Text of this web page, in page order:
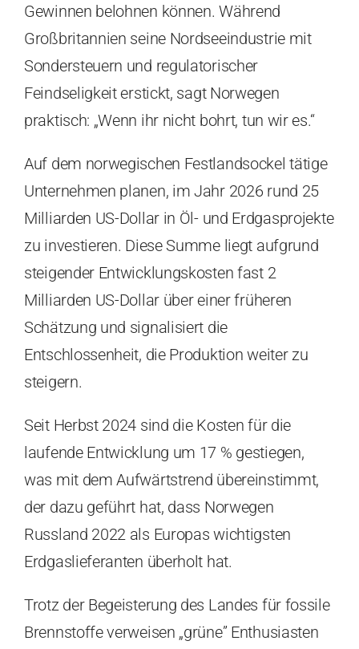
Gewinnen belohnen können. Während
Großbritannien seine Nordseeindustrie mit
Sondersteuern und regulatorischer
Feindseligkeit erstickt, sagt Norwegen
praktisch: „Wenn ihr nicht bohrt, tun wir es.“
Auf dem norwegischen Festlandsockel tätige
Unternehmen planen, im Jahr 2026 rund 25
Milliarden US-Dollar in Öl- und Erdgasprojekte
zu investieren. Diese Summe liegt aufgrund
steigender Entwicklungskosten fast 2
Milliarden US-Dollar über einer früheren
Schätzung und signalisiert die
Entschlossenheit, die Produktion weiter zu
steigern.
Seit Herbst 2024 sind die Kosten für die
laufende Entwicklung um 17 % gestiegen,
was mit dem Aufwärtstrend übereinstimmt,
der dazu geführt hat, dass Norwegen
Russland 2022 als Europas wichtigsten
Erdgaslieferanten überholt hat.
Trotz der Begeisterung des Landes für fossile
Brennstoffe verweisen „grüne” Enthusiasten